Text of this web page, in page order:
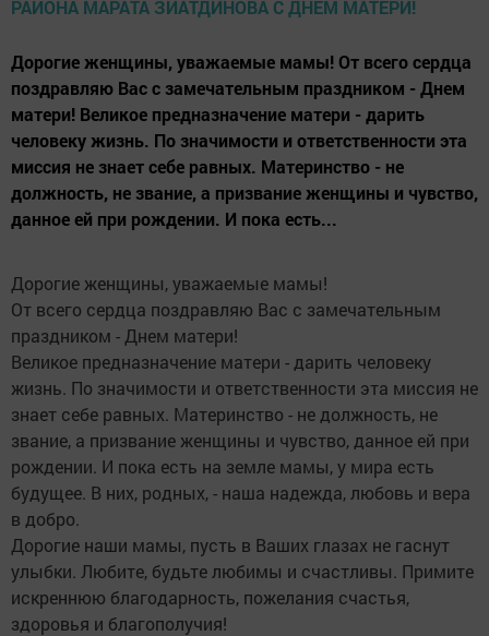
Дорогие женщины, уважаемые мамы! От всего сердца
поздравляю Вас с замечательным праздником - Днем
матери! Великое предназначение матери - дарить
человеку жизнь. По значимости и ответственности эта
миссия не знает себе равных. Материнство - не
должность, не звание, а призвание женщины и чувство,
данное ей при рождении. И пока есть...
Дорогие женщины, уважаемые мамы!
От всего сердца поздравляю Вас с замечательным
праздником - Днем матери!
Великое предназначение матери - дарить человеку
жизнь. По значимости и ответственности эта миссия не
знает себе равных. Материнство - не должность, не
звание, а призвание женщины и чувство, данное ей при
рождении. И пока есть на земле мамы, у мира есть
будущее. В них, родных, - наша надежда, любовь и вера
в добро.
Дорогие наши мамы, пусть в Ваших глазах не гаснут
улыбки. Любите, будьте любимы и счастливы. Примите
искреннюю благодарность, пожелания счастья,
здоровья и благополучия!